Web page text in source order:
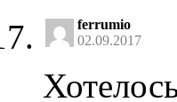
ferrumio
02.09.2017